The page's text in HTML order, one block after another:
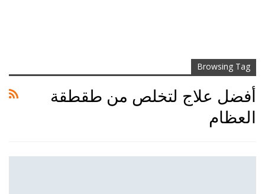
Browsing Tag
أفضل علاج لتخلص من طقطقة
العظام